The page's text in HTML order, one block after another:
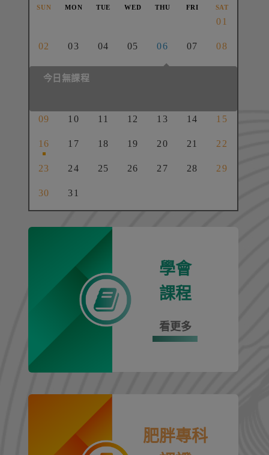
SUN MON TUE WED THU FRI SAT
01
02 03 04 05 06 07 08
今日無課程
09 10 11 12 13 14 15
16 17 18 19 20 21 22
23 24 25 26 27 28 29
30 31
學會
課程
看更多
肥胖專科